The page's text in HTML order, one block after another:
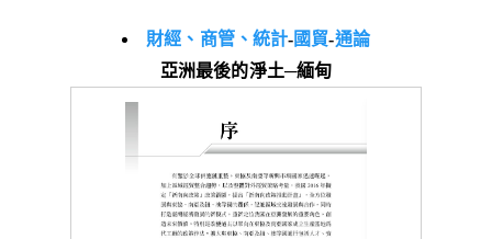
財經、商管、統計-國貿-通論
亞洲最後的淨土─緬甸